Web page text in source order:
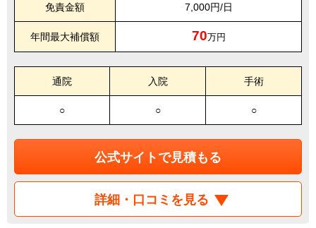
免責金額 7,000円/日
年間最大補償額 70万円
通院 入院 手術
○ ○ ○
公式サイトで見積もる
詳細・口コミを見る